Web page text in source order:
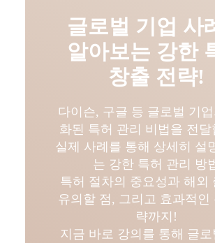
글로벌 기업 사
알아보는 강한
창출 전략!
다이슨, 구글 등 글로벌 기
화된 특허 관리 비법을 전달
실제 사례를 통해 상세히 설
는 강한 특허 관리 방
특허 절차의 중요성과 해외
유의할 점, 그리고 효과적인
략까지!
지금 바로 강의를 통해 글로